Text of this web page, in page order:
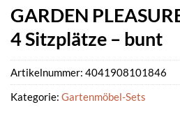
GARDEN
4 Sitzplätze – bunt
Artikelnummer: 4041908101846
Kategorie: Gartenmöbel-Sets